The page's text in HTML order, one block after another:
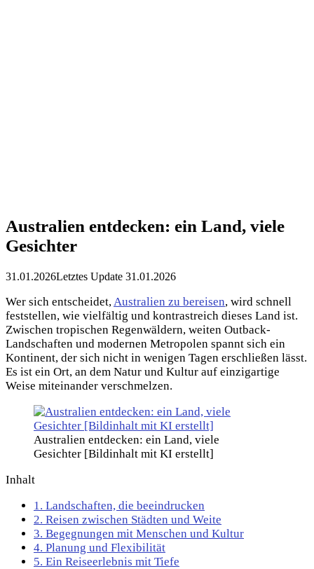
Australien entdecken: ein Land, viele
Gesichter
31.01.2026Letztes Update 31.01.2026
Wer sich entscheidet, Australien zu bereisen, wird schnell
feststellen, wie vielfältig und kontrastreich dieses Land ist.
Zwischen tropischen Regenwäldern, weiten Outback-
Landschaften und modernen Metropolen spannt sich ein
Kontinent, der sich nicht in wenigen Tagen erschließen lässt.
Es ist ein Ort, an dem Natur und Kultur auf einzigartige
Weise miteinander verschmelzen.
Australien entdecken: ein Land, viele
Gesichter [Bildinhalt mit KI erstellt]
Inhalt
1. Landschaften, die beeindrucken
2. Reisen zwischen Städten und Weite
3. Begegnungen mit Menschen und Kultur
4. Planung und Flexibilität
5. Ein Reiseerlebnis mit Tiefe